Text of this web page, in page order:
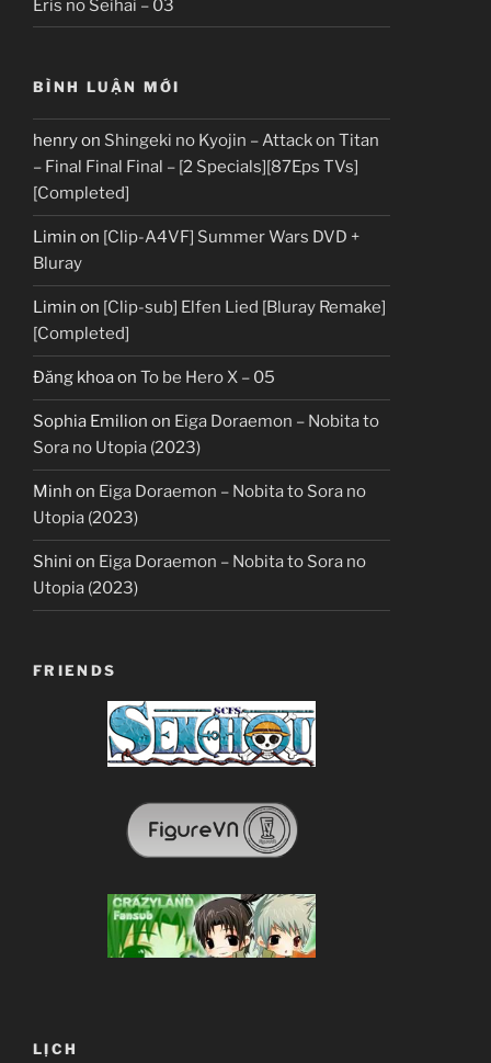
Eris no Seihai – 03
BÌNH LUẬN MỚI
henryon Shingeki no Kyojin – Attack on Titan
– Final Final Final – [2 Specials][87Eps TVs]
[Completed]
Limin on [Clip-A4VF] Summer Wars DVD +
Bluray
Limin on [Clip-sub] Elfen Lied [Bluray Remake]
[Completed]
Đăng khoaon To be Hero X – 05
Sophia Emilion on Eiga Doraemon – Nobita to
Sora no Utopia (2023)
Minh on Eiga Doraemon – Nobita to Sora no
Utopia (2023)
Shini on Eiga Doraemon – Nobita to Sora no
Utopia (2023)
FRIENDS
LỊCH